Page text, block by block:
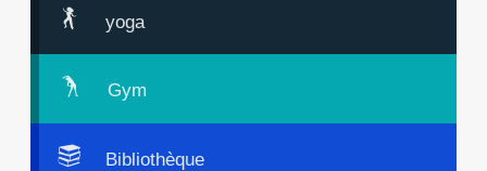
yoga
Gym
Bibliothèque